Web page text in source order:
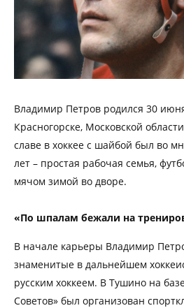
Владимир Петров родился 30
Красногорске, Московской
славе в хоккее с шайбой был во
лет – простая рабочая семья,
мячом зимой во дворе.
«По шпалам бежали на
В начале карьеры Владимир
знаменитые в дальнейшем
русским хоккеем. В Тушино на
Советов» был организован